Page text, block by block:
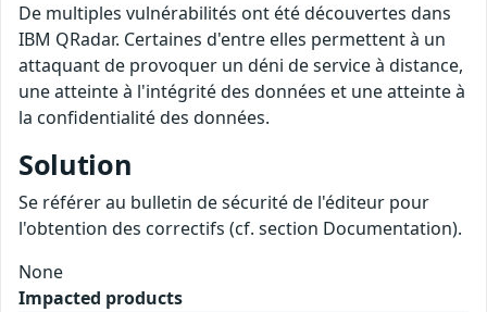
De multiples vulnérabilités ont été découvertes dans
IBM QRadar. Certaines d'entre elles permettent à un
attaquant de provoquer un déni de service à distance,
une atteinte à l'intégrité des données et une atteinte à
la confidentialité des données.
Solution
Se référer au bulletin de sécurité de l'éditeur pour
l'obtention des correctifs (cf. section Documentation).
None
Impacted products